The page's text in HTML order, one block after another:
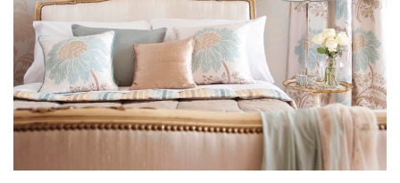
Design
Sledujte prima+
Přihlášení